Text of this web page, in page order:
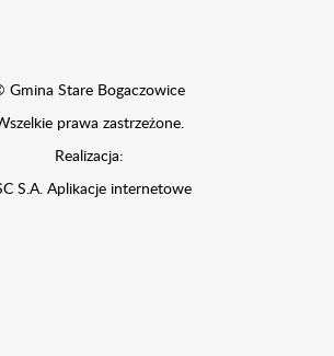
Gmina Stare Bogaczowice
prawa zastrzeżone.
Realizacja:
S.A. Aplikacje internetowe